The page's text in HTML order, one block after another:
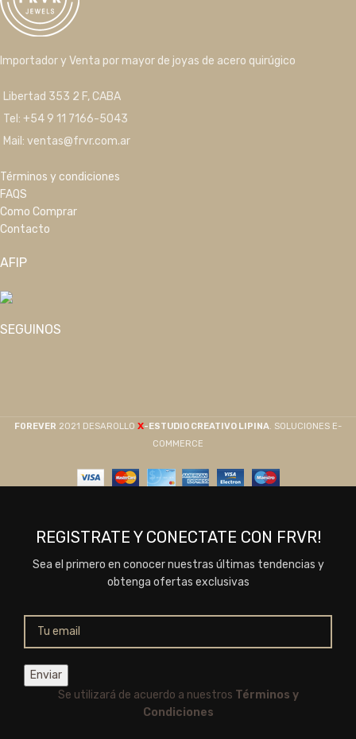
Importador y Venta por mayor de joyas de acero quirúgico
Libertad 353 2 F, CABA
Tel: +54 9 11 7166-5043
Mail: ventas@frvr.com.ar
Términos y condiciones
FAQS
Como Comprar
Contacto
AFIP
SEGUINOS
F0REVER 2021 DESAROLLO X-ESTUDIO CREATIVO LIPINA. SOLUCIONES E-
COMMERCE
REGISTRATE Y CONECTATE CON FRVR!
Sea el primero en conocer nuestras últimas tendencias y
obtenga ofertas exclusivas
Se utilizará de acuerdo a nuestros Términos y
Condiciones